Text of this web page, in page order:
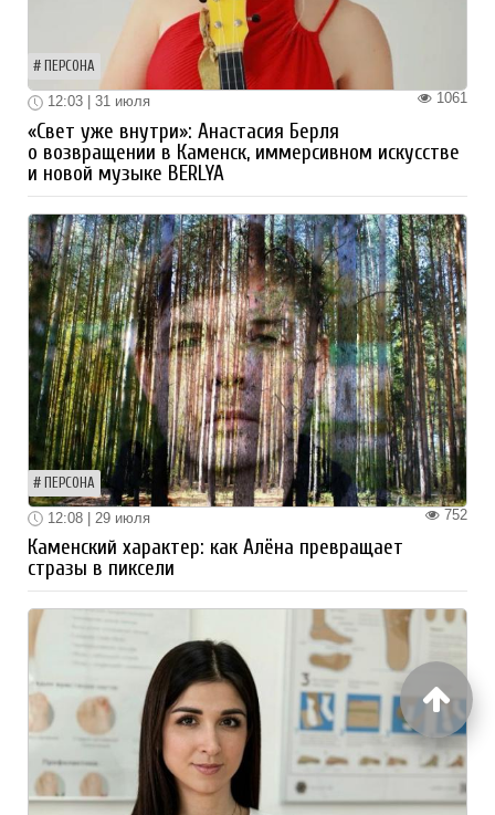
ПЕРСОНА
1061
12:03 | 31 июля
«Свет уже внутри»: Анастасия Берля
о возвращении в Каменск, иммерсивном искусстве
и новой музыке BERLYA
ПЕРСОНА
752
12:08 | 29 июля
Каменский характер: как Алёна превращает
стразы в пиксели